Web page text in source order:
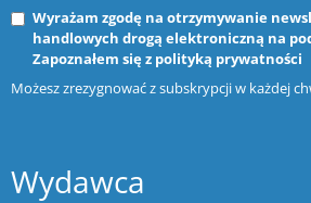
Wyrażam zgodę na otrzymywanie
handlowych drogą elektroniczną na
Zapoznałem się z polityką prywatności
Możesz zrezygnować z subskrypcji w każdej
Wydawca